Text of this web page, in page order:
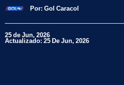
Por: Gol Caracol
25 de Jun, 2026
Actualizado: 25 De Jun, 2026